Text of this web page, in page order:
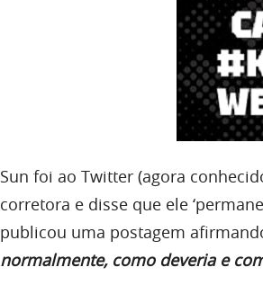
Sun foi ao Twitter (agora
corretora e disse que ele
publicou uma postagem
normalmente, como deveria e